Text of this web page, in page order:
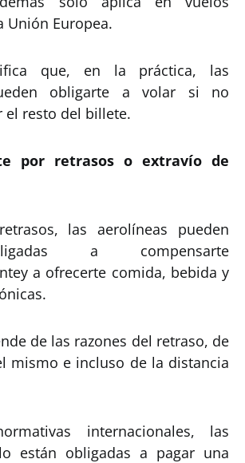
Unión Europea.
que, en la práctica, las
obligarte a volar si no
el resto del billete.
por retrasos o extravío de
las aerolíneas pueden
a compensarte
a ofrecerte comida, bebida y
de las razones del retraso, de
mismo e incluso de la distancia
internacionales, las
están obligadas a pagar una